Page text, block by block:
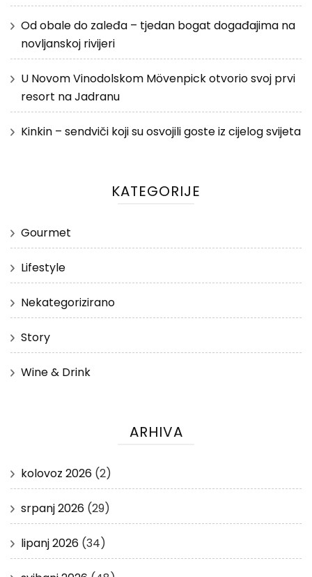
Od obale do zaleđa – tjedan bogat događajima na
novljanskoj rivijeri
U Novom Vinodolskom Mövenpick otvorio svoj prvi
resort na Jadranu
Kinkin – sendviči koji su osvojili goste iz cijelog svijeta
KATEGORIJE
Gourmet
Lifestyle
Nekategorizirano
Story
Wine & Drink
ARHIVA
kolovoz 2026 (2)
srpanj 2026 (29)
lipanj 2026 (34)